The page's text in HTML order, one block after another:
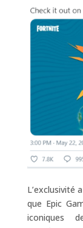
L’exclusivité
que Epic
iconiques